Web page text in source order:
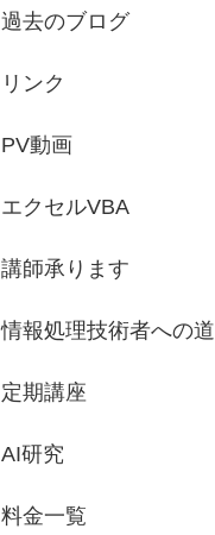
過去のブログ
リンク
PV動画
エクセルVBA
講師承ります
情報処理技術者への道
定期講座
AI研究
料金一覧